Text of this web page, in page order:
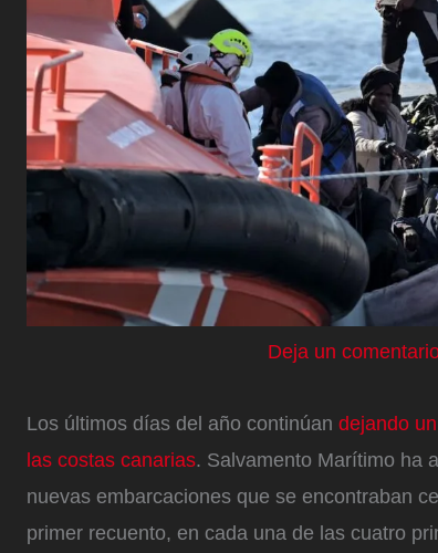
Deja un
Los últimos días del año continúan dejando
las costas canarias. Salvamento Marítimo ha
nuevas embarcaciones que se encontraban
primer recuento, en cada una de las cuatro